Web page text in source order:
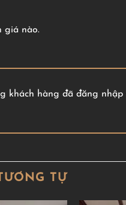
giá nào.
khách hàng đã đăng
TỰ